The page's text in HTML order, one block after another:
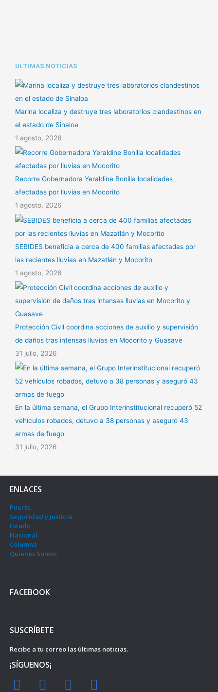
ULTIMAS NOTICIAS
Marina localiza y destruye tres laboratorios clandestinos en
el estado de Sinaloa
1 agosto, 2026
Recorre Gobernadora Yeraldine Bonilla localidades
afectadas por lluvias en Mocorito
1 agosto, 2026
SEBIDES beneficia a cerca de 400 familias afectadas por
las recientes lluvias en Mazatlán y Mocorito
1 agosto, 2026
Protección Civil coordina acciones de auxilio y supervisión
de daños tras intensas lluvias en Mocorito y Guasave
31 julio, 2026
En la última semana, el Grupo Interinstitucional recuperó 52
vehículos robados, detuvo a 38 personas y aseguró 43
armas de fuego
31 julio, 2026
ENLACES
Puerto
Seguridad y Justicia
Estado
Nacional
Columna
Quienes Somos
FACEBOOK
SUSCRÍBETE
Recibe a tu correo las últimas noticias.
¡SÍGUENOS¡
F
I
Y
T